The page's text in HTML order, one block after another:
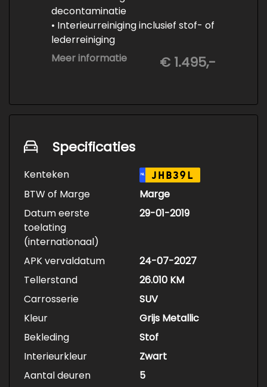
decontaminatie
• Interieurreiniging inclusief stof- of
lederreiniging
• 3-staps lakcorrectie
• Keramische Coating (+/- 5 jaar)
Meer informatie € 1.495,-
Specificaties
Kenteken NL JHB39L
BTW of Marge
Marge
Datum eerste
toelating
(internationaal)
29-01-2019
APK vervaldatum
24-07-2027
Tellerstand
26.010 KM
Carrosserie
SUV
Kleur
Grijs Metallic
Bekleding
Stof
Interieurkleur
Zwart
Aantal deuren
5